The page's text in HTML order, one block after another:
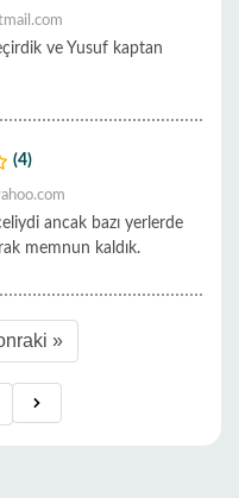
ve Yusuf kaptan
(4)
ancak bazı yerlerde
memnun kaldık.
»